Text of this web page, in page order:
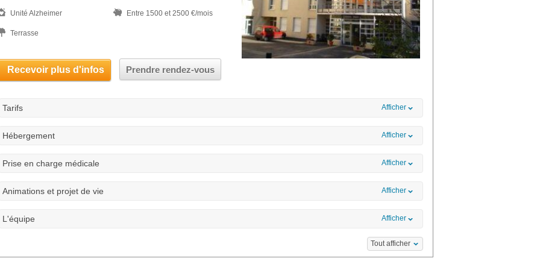
Unité Alzheimer Entre 1500 et 2500 €/mois
Terrasse
Recevoir plus d'infos Prendre rendez-vous
Tarifs Afficher
Hébergement Afficher
Prise en charge médicale Afficher
Animations et projet de vie Afficher
L'équipe Afficher
Tout afficher